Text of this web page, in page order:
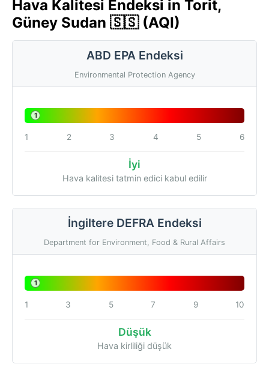
Hava Kalitesi Endeksi in Torit,
Güney Sudan 🇸🇸 (AQI)
ABD EPA Endeksi
Environmental Protection Agency
1
1 2 3 4 5 6
İyi
Hava kalitesi tatmin edici kabul edilir
İngiltere DEFRA Endeksi
Department for Environment, Food & Rural Affairs
1
1 3 5 7 9 10
Düşük
Hava kirliliği düşük